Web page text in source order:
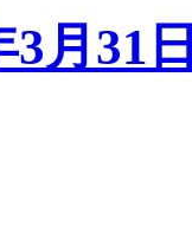
3月31